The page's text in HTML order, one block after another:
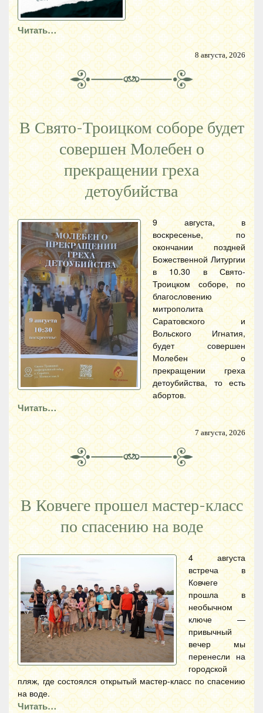
Читать…
8 августа, 2026
В Свято-Троицком соборе будет
совершен Молебен о
прекращении греха
детоубийства
9 августа, в
воскресенье, по
окончании поздней
Божественной Литургии
в 10.30 в Свято-
Троицком соборе, по
благословению
митрополита
Саратовского и
Вольского Игнатия,
будет совершен
Молебен о
прекращении греха
детоубийства, то есть
абортов.
Читать…
7 августа, 2026
В Ковчеге прошел мастер-класс
по спасению на воде
4 августа
встреча в
Ковчеге
прошла в
необычном
ключе —
привычный
вечер мы
перенесли на
городской
пляж, где состоялся открытый мастер-класс по спасению
на воде.
Читать…